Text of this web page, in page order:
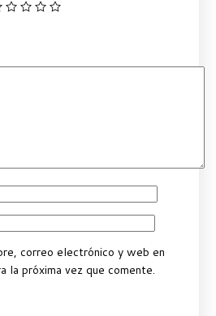
correo electrónico y web en
la próxima vez que comente.